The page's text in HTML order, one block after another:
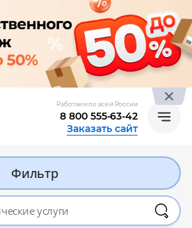
Работаем по всей России
8 800 555-63-42
Заказать сайт
Фильтр